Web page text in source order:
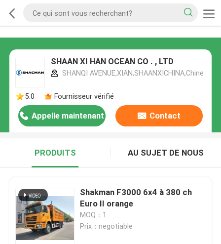
SHAAN XI HAN OCEAN CO . , LTD
SHANQI AVENUE,XIAN,SHAANXICHINA,Chine
5.0 Fournisseur vérifié
Appelle maintenant Contact
PRODUITS AU SUJET DE NOUS
Shakman F3000 6x4 à 380 ch
Euro II orange
MOQ：1
Prix：negotiable